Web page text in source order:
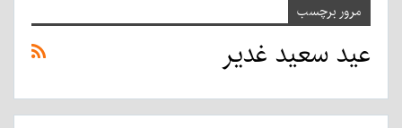
مرور برچسب
عید سعید غدیر